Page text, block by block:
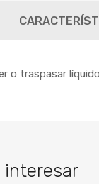
o traspasar
interesar